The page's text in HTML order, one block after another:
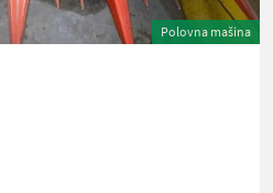
Polovna mašina